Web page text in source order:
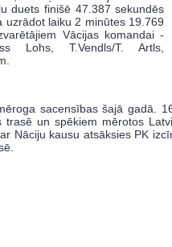
duets finišē 47.387 sekundēs
uzrādot laiku 2 minūtes 19.769
Vācijas komandai -
Lohs, T.Vendls/T. Artls,
sacensības šajā gadā.
trasē un spēkiem mērotos
Nāciju kausu atsāksies PK